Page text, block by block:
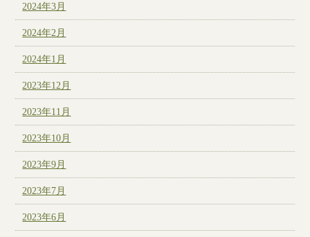
2024年3月
2024年2月
2024年1月
2023年12月
2023年11月
2023年10月
2023年9月
2023年7月
2023年6月